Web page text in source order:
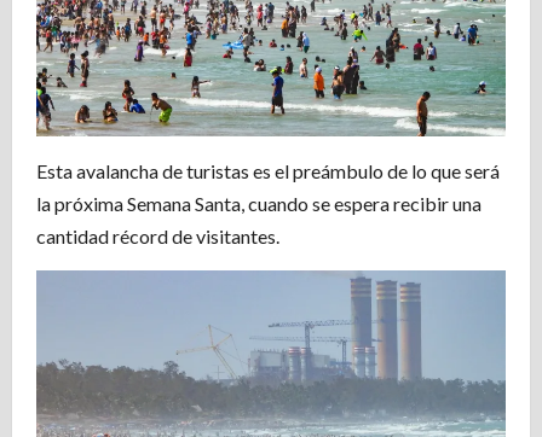
Esta avalancha de turistas es el preámbulo de lo que será
la próxima Semana Santa, cuando se espera recibir una
cantidad récord de visitantes.